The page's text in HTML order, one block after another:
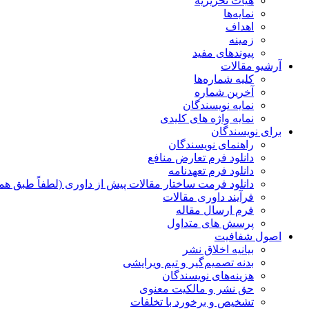
نمایه‌ها
اهداف
زمینه
پیوندهای مفید
آرشیو مقالات
کلیه شماره‌ها
آخرین شماره
نمایه نویسندگان
نمایه واژه های کلیدی
برای نویسندگان
راهنمای نویسندگان
دانلود فرم تعارض منافع
دانلود فرم تعهدنامه
دانلود فرمت ساختار مقالات پیش از داوری (لطفاً طبق
فرآیند داوری مقالات
فرم ارسال مقاله
پرسش های متداول
اصول شفافیت
بیانیه اخلاق نشر
بدنه تصمیم‌گیر و تیم ویرایشی
هزینه‌های نویسندگان
حق نشر و مالکیت معنوی
تشخیص و برخورد با تخلفات